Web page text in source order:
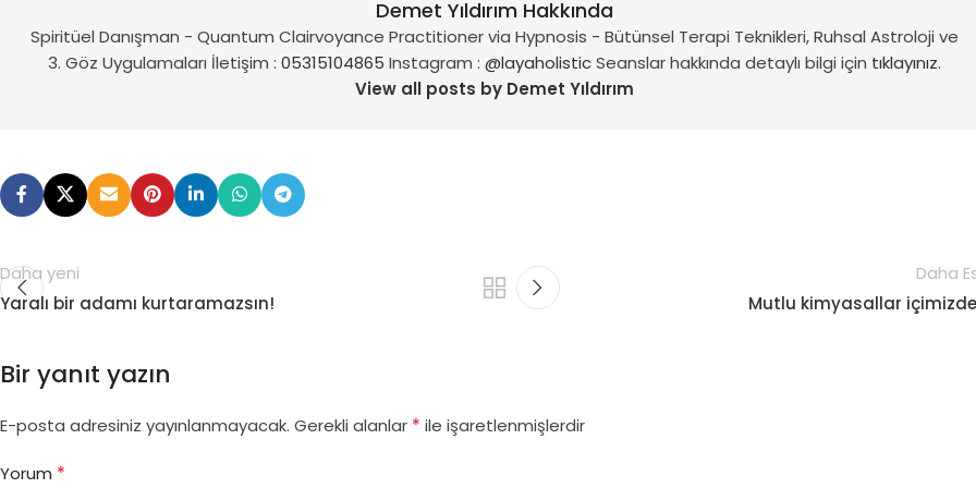
Demet Yıldırım Hakkında
Spiritüel Danışman - Quantum Clairvoyance Practitioner via Hypnosis - Bütünsel Terapi Teknikleri, Ruhsal Astroloji ve
3. Göz Uygulamaları İletişim :05315104865 Instagram :@layaholisticSeanslar hakkında detaylı bilgi için tıklayınız.
View all posts by Demet Yıldırım
Daha yeni
Yaralı bir adamı kurtaramazsın!
Daha
Mutlu kimyasallar
Bir yanıt yazın
E-posta adresiniz yayınlanmayacak. Gerekli alanlar * ile işaretlenmişlerdir
Yorum *